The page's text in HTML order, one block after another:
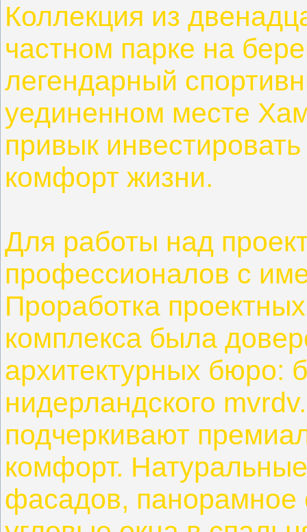
Коллекция из
частном парке на
легендарный
уединенном месте
привык
комфорт жизни.
Для работы над
профессионалов с
Проработка
комплекса была
архитектурных бюро:
нидерландского
подчеркивают
комфорт.
фасадов, панорамное